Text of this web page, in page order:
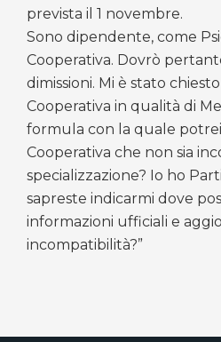
prevista il 1 novembre.
Sono dipendente, come
Cooperativa. Dovrò
dimissioni. Mi è stato
Cooperativa in qualità di
formula con la quale
Cooperativa che non sia
specializzazione? Io ho
sapreste indicarmi dove
informazioni ufficiali e
incompatibilità?”